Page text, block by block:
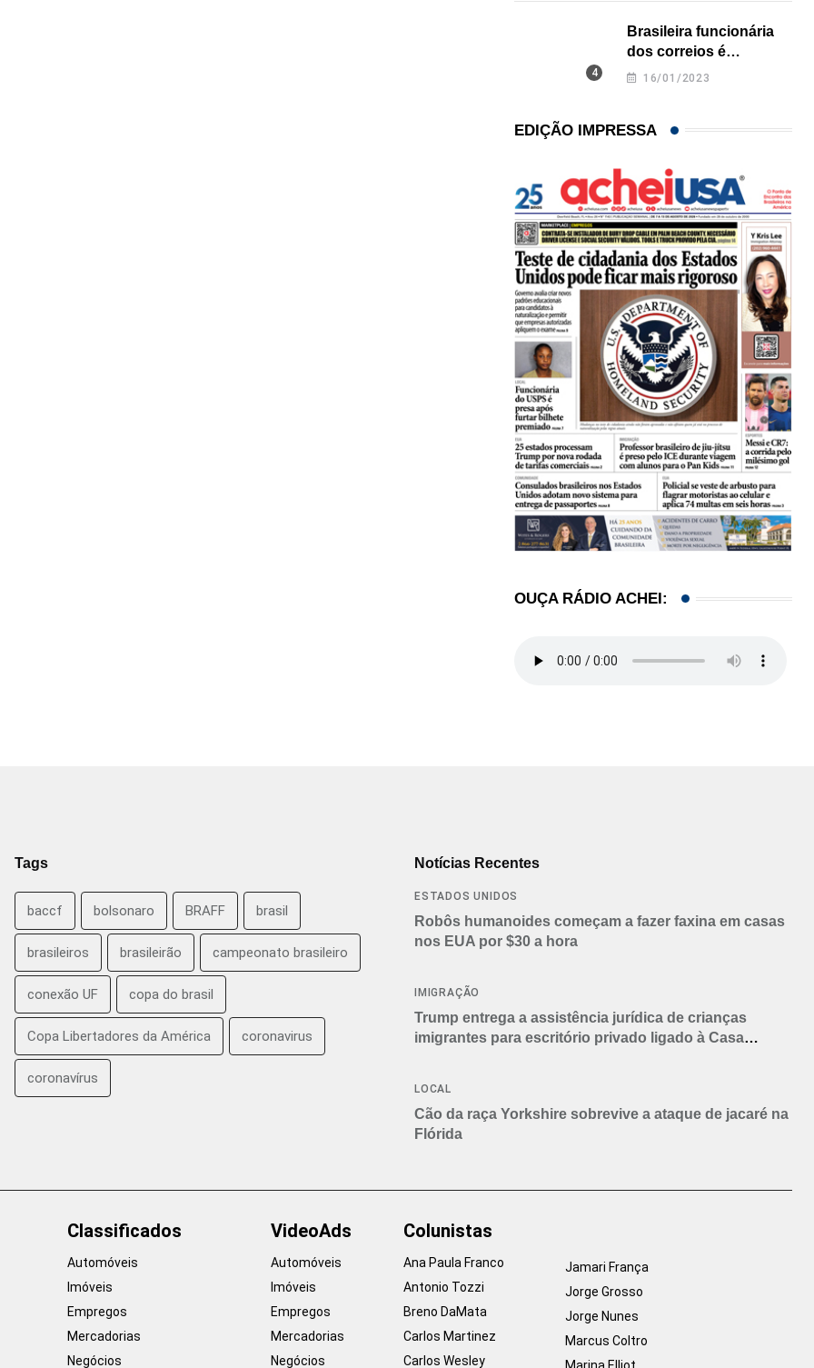
Brasileira funcionária
dos correios é
assassinada a facadas
16/01/2023
EDIÇÃO IMPRESSA
OUÇA RÁDIO ACHEI:
Tags
baccf bolsonaro BRAFF brasil
brasileiros brasileirão campeonato brasileiro
conexão UF copa do brasil
Copa Libertadores da América coronavirus
coronavírus
Notícias Recentes
ESTADOS UNIDOS
Robôs humanoides começam a fazer faxina em casas
nos EUA por $30 a hora
IMIGRAÇÃO
Trump entrega a assistência jurídica de crianças
imigrantes para escritório privado ligado à Casa
LOCAL
Cão da raça Yorkshire sobrevive a ataque de jacaré na
Flórida
Classificados
Automóveis
Imóveis
Empregos
Mercadorias
Negócios
VideoAds
Automóveis
Imóveis
Empregos
Mercadorias
Negócios
Colunistas
Ana Paula Franco
Antonio Tozzi
Breno DaMata
Carlos Martinez
Carlos Wesley
Jamari França
Jorge Grosso
Jorge Nunes
Marcus Coltro